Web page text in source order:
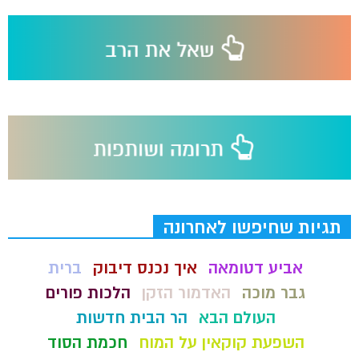
תגיות שחיפשו לאחרונה
אביע דטומאה איך נכנס דיבוק
ברית
גבר מוכה
האדמור הזקן
הלכות פורים
העולם הבא
הר הבית חדשות
השפעת קוקאין על המוח
חכמת הסוד